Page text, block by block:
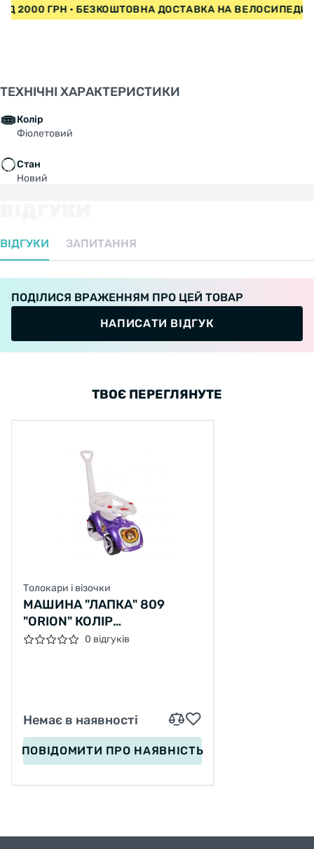
2000 ГРН • БЕЗКОШТОВНА ДОСТАВКА НА
ТЕХНІЧНІ ХАРАКТЕРИСТИКИ
Колір
Фіолетовий
Стан
Новий
ВІДГУКИ ЗАПИТАННЯ
ПОДІЛИСЯ ВРАЖЕННЯМ ПРО ЦЕЙ ТОВАР
НАПИСАТИ ВІДГУК
ТВОЄ ПЕРЕГЛЯНУТЕ
Толокари і візочки
МАШИНА "ЛАПКА" 809
"ORION" КОЛІР
ФІОЛЕТОВИЙ, З
0 відгуків
Немає в наявності
ПОВІДОМИТИ ПРО НАЯВНІСТЬ